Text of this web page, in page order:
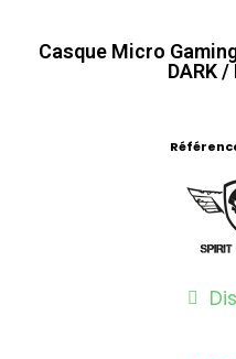
Casque Micro
DARK